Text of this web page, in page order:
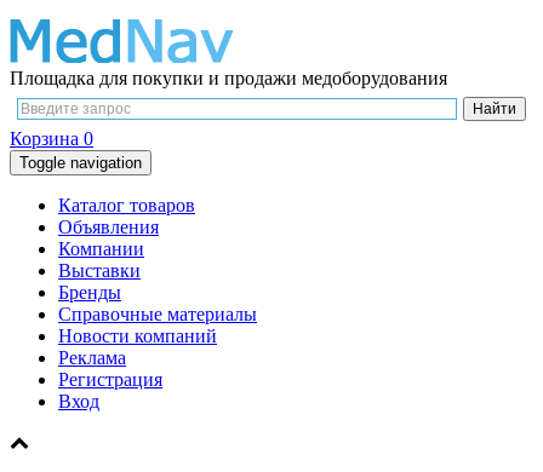
Площадка для покупки и продажи медоборудования
Корзина 0
Toggle navigation
Каталог товаров
Объявления
Компании
Выставки
Бренды
Справочные материалы
Новости компаний
Реклама
Регистрация
Вход